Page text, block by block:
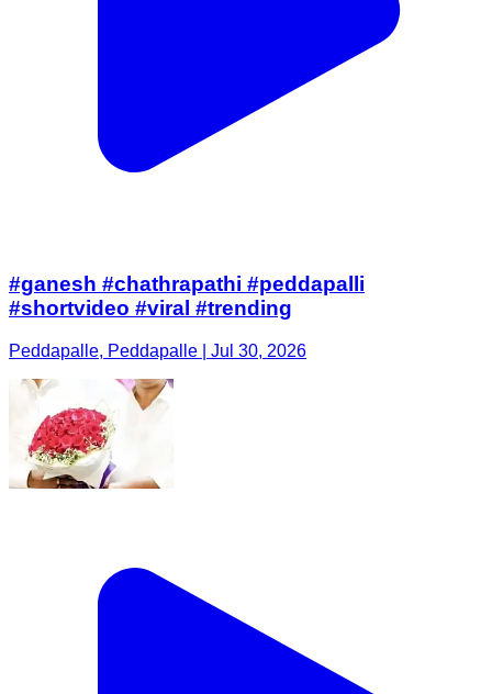
#ganesh #chathrapathi #peddapalli
#shortvideo #viral #trending
Peddapalle, Peddapalle | Jul 30, 2026